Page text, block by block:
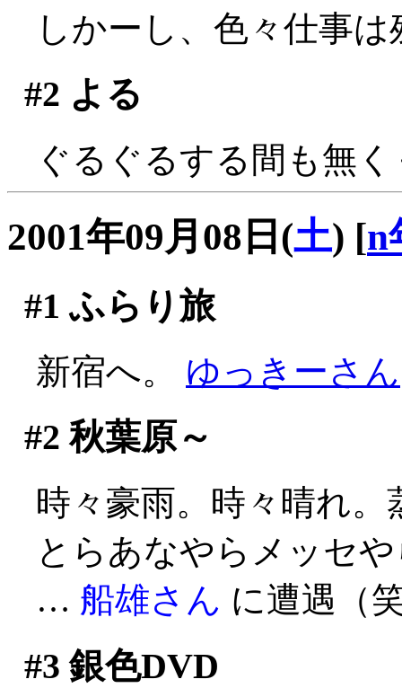
しかーし、色々仕事
#2 よる
ぐるぐるする間も無
2001年09月08日(土) [n
#1 ふらり旅
新宿へ。 ゆっきーさん
#2 秋葉原～
時々豪雨。時々晴れ。
とらあなやらメッセ
… 船雄さん に遭遇（
#3 銀色DVD